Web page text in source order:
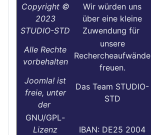
Copyright ©
2023
STUDIO-STD
Wir würden uns
über eine kleine
Zuwendung für
Alle Rechte
vorbehalten
unsere
Rechercheaufwände
freuen.
Joomla! ist
freie, unter
der
Das Team STUDIO-
STD
GNU/GPL-
Lizenz
IBAN: DE25 2004